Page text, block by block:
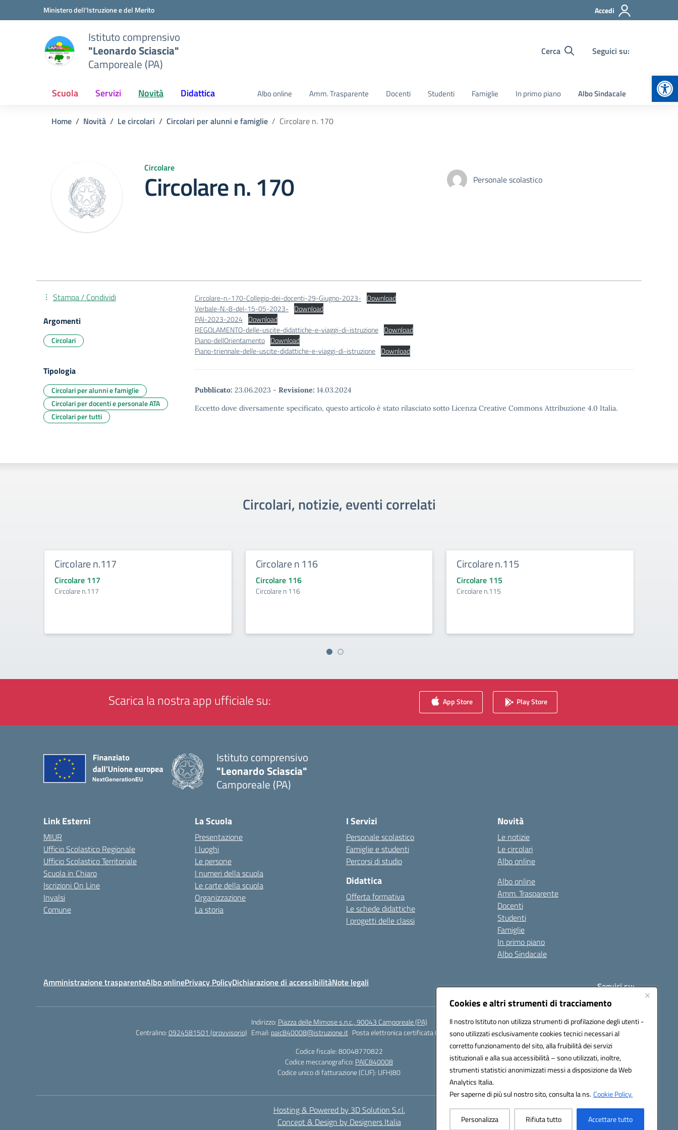
Cookies e altri strumenti di tracciamento
Il nostro Istituto non utilizza strumenti di profilazione degli utenti -
sono utilizzati esclusivamente cookies tecnici necessari al
corretto funzionamento del sito, alla fruibilità dei servizi
istituzionali e alla sua accessibilità – sono utilizzati, inoltre,
strumenti statistici anonimizzati messi a disposizione da Web
Analytics Italia.
Per saperne di più sul nostro sito, consulta la ns.Cookie Policy.
Personalizza Rifiuta tutto Accettare tutto
Vai ai contenuti
Vai al menu di navigazioneMinistero dell'Istruzione e del Merito Accedi
Istituto comprensivo
"Leonardo Sciascia"
Camporeale (PA)
Cerca Seguici su:
Scuola Servizi Novità Didattica Albo online Amm. Trasparente Docenti Studenti Famiglie In primo piano Albo Sindacale
Home Novità Le circolari Circolari per alunni e famiglie Circolare n. 170
Circolare
Circolare n. 170 Personale scolastico
Circolare-n.-170-Collegio-dei-docenti-29-Giugno-2023- Download
Verbale-N.-8-del-15-05-2023- Download
PAI-2023-2024 Download
REGOLAMENTO-delle-uscite-didattiche-e-viaggi-di-istruzione Download
Piano-dellOrientamento Download
Piano-triennale-delle-uscite-didattiche-e-viaggi-di-istruzione Download
Pubblicato: 23.06.2023 - Revisione: 14.03.2024
Eccetto dove diversamente specificato, questo articolo è stato rilasciato sotto Licenza Creative Commons Attribuzione 4.0 Italia.
Stampa / Condividi
Argomenti
Circolari
Tipologia
Circolari per alunni e famiglie
Circolari per docenti e personale ATA
Circolari per tutti
Circolari, notizie, eventi correlati
Circolare n.117
Circolare 117
Circolare n.117
Circolare n 116
Circolare 116
Circolare n 116
Circolare n.115
Circolare 115
Circolare n.115
Scarica la nostra app ufficiale su: App Store Play Store
Istituto comprensivo
"Leonardo Sciascia"
Camporeale (PA)
Link Esterni
MIUR
Ufficio Scolastico Regionale
Ufficio Scolastico Territoriale
Scuola in Chiaro
Iscrizioni On Line
Invalsi
Comune
La Scuola
Presentazione
I luoghi
Le persone
I numeri della scuola
Le carte della scuola
Organizzazione
La storia
I Servizi
Personale scolastico
Famiglie e studenti
Percorsi di studio
Didattica
Offerta formativa
Le schede didattiche
I progetti delle classi
Novità
Le notizie
Le circolari
Albo online
Albo online
Amm. Trasparente
Docenti
Studenti
Famiglie
In primo piano
Albo Sindacale
Amministrazione trasparenteAlbo onlinePrivacy PolicyDichiarazione di accessibilitàNote legali Seguici su:
Indirizzo: Piazza delle Mimose s.n.c., 90043 Camporeale (PA)
Centralino:0924581501 (provvisorio) Email: paic840008@istruzione.it Posta elettronica certificata (PEC):paic840008@pec.istruzione.it
Codice fiscale: 80048770822
Codice meccanografico: PAIC840008
Codice unico di fatturazione (CUF): UFHJ80
Hosting & Powered by 3D Solution S.r.l.
Concept & Design by Designers Italia